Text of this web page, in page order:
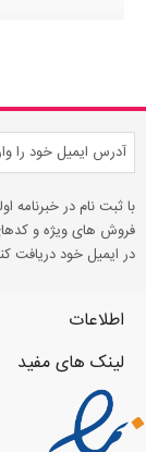
با ثبت نام در خبرنامه
فروش های ویژه و
در ایمیل خود دریافت
اطلاعات
لینک های مفید